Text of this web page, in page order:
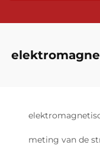
meting van de